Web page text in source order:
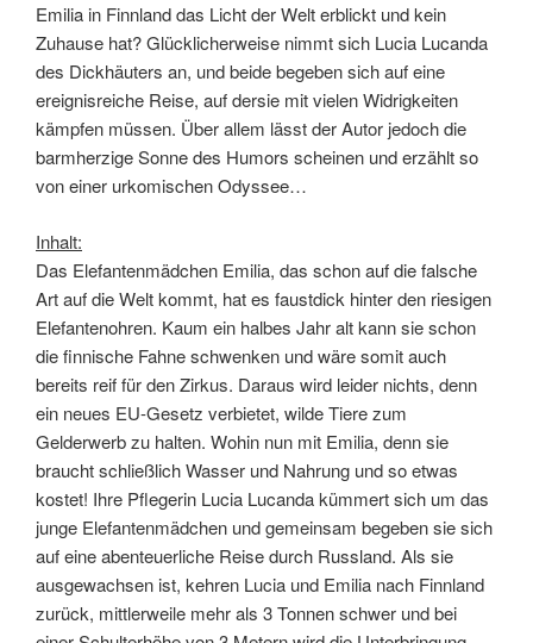
Emilia in Finnland das Licht der Welt erblickt und kein
Zuhause hat? Glücklicherweise nimmt sich Lucia Lucanda
des Dickhäuters an, und beide begeben sich auf eine
ereignisreiche Reise, auf dersie mit vielen Widrigkeiten
kämpfen müssen. Über allem lässt der Autor jedoch die
barmherzige Sonne des Humors scheinen und erzählt so
von einer urkomischen Odyssee…
Inhalt:
Das Elefantenmädchen Emilia, das schon auf die falsche
Art auf die Welt kommt, hat es faustdick hinter den riesigen
Elefantenohren. Kaum ein halbes Jahr alt kann sie schon
die finnische Fahne schwenken und wäre somit auch
bereits reif für den Zirkus. Daraus wird leider nichts, denn
ein neues EU-Gesetz verbietet, wilde Tiere zum
Gelderwerb zu halten. Wohin nun mit Emilia, denn sie
braucht schließlich Wasser und Nahrung und so etwas
kostet! Ihre Pflegerin Lucia Lucanda kümmert sich um das
junge Elefantenmädchen und gemeinsam begeben sie sich
auf eine abenteuerliche Reise durch Russland. Als sie
ausgewachsen ist, kehren Lucia und Emilia nach Finnland
zurück, mittlerweile mehr als 3 Tonnen schwer und bei